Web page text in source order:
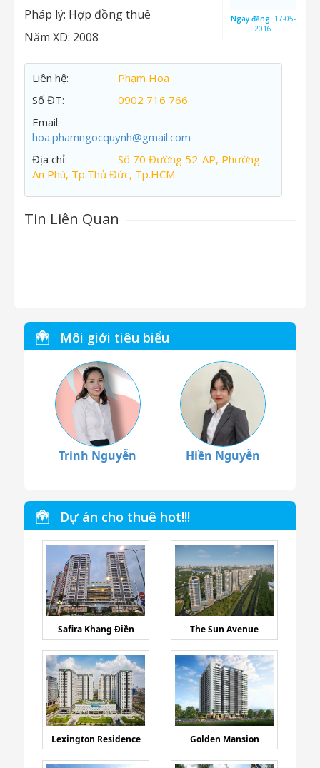
Pháp lý: Hợp đồng thuê
Năm XD: 2008
Ngày đăng: 17-05-
2016
Liên hệ:
Phạm Hoa
Số ĐT:
0902 716 766
Email:
hoa.phamngocquynh@gmail.com
Địa chỉ:
Số 70 Đường 52-AP, Phường
An Phú, Tp.Thủ Đức, Tp.HCM
Tin Liên Quan
Môi giới tiêu biểu
Trinh Nguyễn Hiền Nguyễn
Dự án cho thuê hot!!!
Safira Khang Điền The Sun Avenue
Lexington Residence Golden Mansion